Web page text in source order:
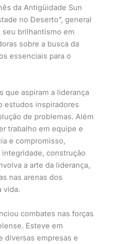
da Antigüidade Sun
no Deserto”, general
brilhantismo em
sobre a busca da
essenciais para o
que aspiram a liderança
estudos inspiradores
de problemas. Além
trabalho em equipe e
e compromisso,
construção
a arte da liderança,
nas arenas dos
vida.
combates nas forças
Esteve em
diversas empresas e